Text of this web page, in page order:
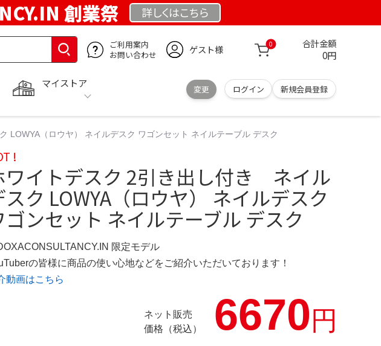
創業祭 詳しくはこちら
ご利用案内
お問い合わせ
ゲスト様 0 合計金額
0円
マイストア
変更 ログイン 新規会員登録
LOWYA（ロウヤ） ネイルデスク ワゴンセット ネイルテーブル デスク
!
ワイトデスク 2引き出し付き ネイル
スク LOWYA（ロウヤ） ネイルデスク
ゴンセット ネイルテーブル デスク
限定モデル
の皆様に商品の使い心地などをご紹介いただいております！
動画はこちら
ネット販売
価格（税込）
6670円